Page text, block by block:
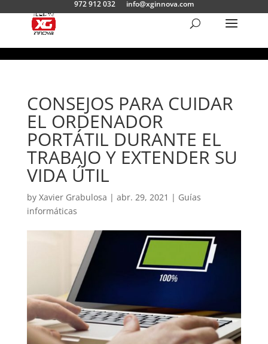
972 912 032 info@xginnova.com
CONSEJOS PARA CUIDAR
EL ORDENADOR
PORTÁTIL DURANTE EL
TRABAJO Y EXTENDER SU
VIDA ÚTIL
by Xavier Grabulosa | abr. 29, 2021 | Guías
informáticas